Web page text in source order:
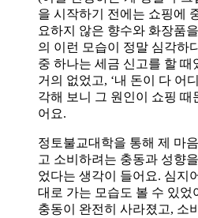
을 시작하기 전에는 쇼핑에
요하지 않은 향수와 화장품
의 이런 모습이 정말 심각하
중 하나는 세금 신고를 할 때
거의 없었고, ‘내 돈이 다 어
각해 보니 그 원인이 쇼핑
어요.
정토불교대학을 통해 제 마
고 소비하려는 충동과 성향
었다는 생각이 들어요. 심지
대로 가는 모습도 볼 수 있었
충동이 완전히 사라졌고, 소